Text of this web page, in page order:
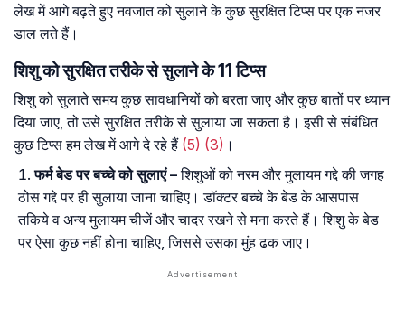
लेख में आगे बढ़ते हुए नवजात को सुलाने के कुछ सुरक्षित टिप्स पर एक नजर
डाल लते हैं।
शिशु को सुरक्षित तरीके से सुलाने के 11 टिप्स
शिशु को सुलाते समय कुछ सावधानियों को बरता जाए और कुछ बातों पर ध्यान
दिया जाए, तो उसे सुरक्षित तरीके से सुलाया जा सकता है। इसी से संबंधित
कुछ टिप्स हम लेख में आगे दे रहे हैं (5) (3) ।
फर्म बेड पर बच्चे को सुलाएं–शिशुओं को नरम और मुलायम गद्दे की जगह
ठोस गद्दे पर ही सुलाया जाना चाहिए। डॉक्टर बच्चे के बेड के आसपास
तकिये व अन्य मुलायम चीजें और चादर रखने से मना करते हैं। शिशु के बेड
पर ऐसा कुछ नहीं होना चाहिए, जिससे उसका मुंह ढक जाए।